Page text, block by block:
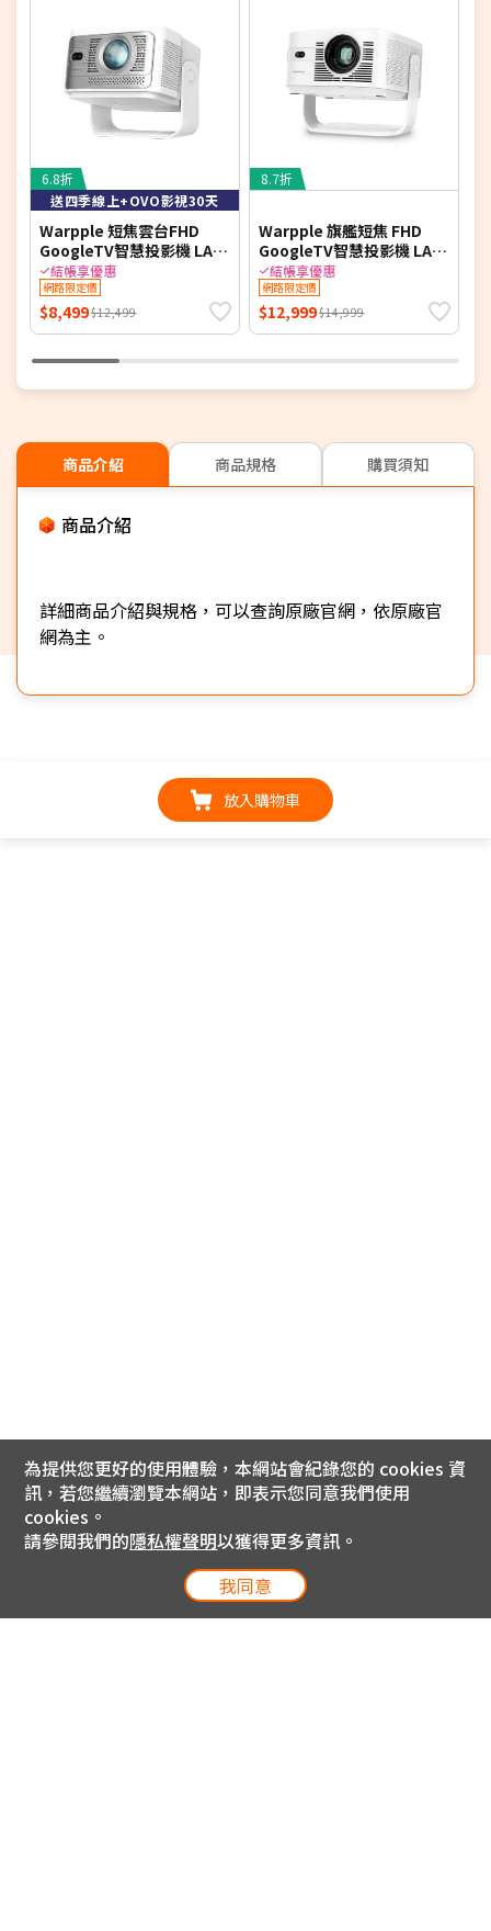
6.8折
送四季線上+OVO影視30天
Warpple 短焦雲台FHD
GoogleTV智慧投影機 LA8
SE*送四季線上+OVO影視
30天 【智慧家庭】
結帳享優惠
網路限定價
$8,499$12,499
8.7折
Warpple 旗艦短焦 FHD
GoogleTV智慧投影機 LA10
Pro*送四季線上+影視30天
【智慧家庭】
結帳享優惠
網路限定價
$12,999$14,999
商品介紹 商品規格 購買須知
商品介紹
詳細商品介紹與規格，可以查詢原廠官網，依原廠官
網為主。
放入購物車
為提供您更好的使用體驗，本網站會紀錄您的 cookies 資
訊，若您繼續瀏覽本網站，即表示您同意我們使用
cookies。
請參閱我們的隱私權聲明以獲得更多資訊。
我同意